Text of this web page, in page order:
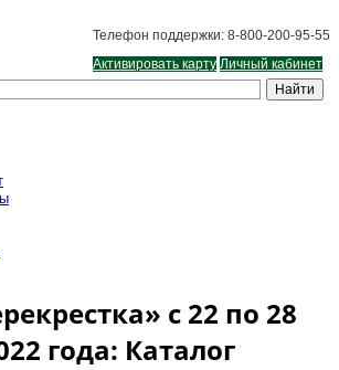
Телефон поддержки: 8-800-200-95-55
Активировать карту Личный кабинет
с 22 по 28
года: Каталог